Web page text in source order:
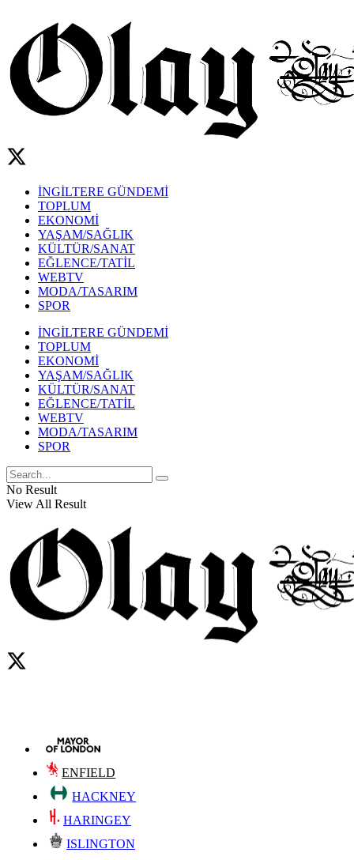
İNGİLTERE GÜNDEMİ
TOPLUM
EKONOMİ
YAŞAM/SAĞLIK
KÜLTÜR/SANAT
EĞLENCE/TATİL
WEBTV
MODA/TASARIM
SPOR
İNGİLTERE GÜNDEMİ
TOPLUM
EKONOMİ
YAŞAM/SAĞLIK
KÜLTÜR/SANAT
EĞLENCE/TATİL
WEBTV
MODA/TASARIM
SPOR
No Result
View All Result
ENFIELD
HACKNEY
HARINGEY
ISLINGTON